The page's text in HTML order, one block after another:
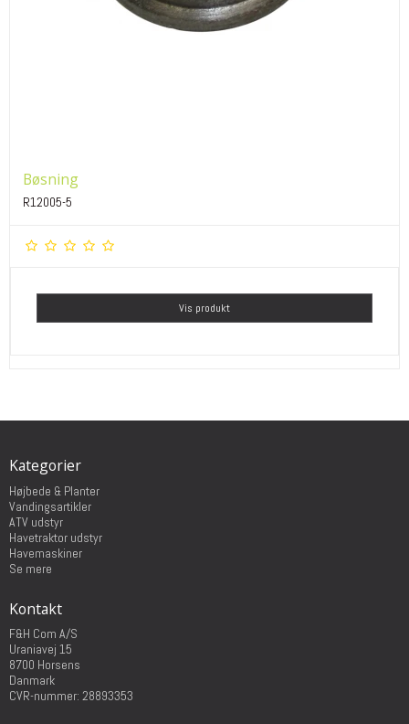
Bøsning
R12005-5
Vis produkt
Kategorier
Højbede & Planter
Vandingsartikler
ATV udstyr
Havetraktor udstyr
Havemaskiner
Se mere
Kontakt
F&H Com A/S
Uraniavej 15
8700 Horsens
Danmark
CVR-nummer: 28893353